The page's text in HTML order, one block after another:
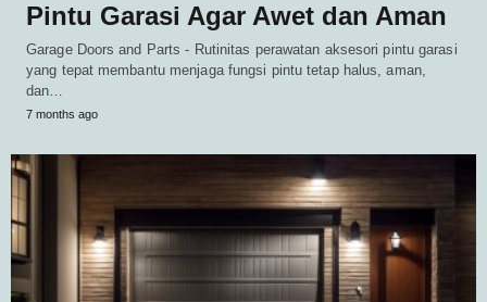
Pintu Garasi Agar Awet dan Aman
Garage Doors and Parts - Rutinitas perawatan aksesori pintu garasi
yang tepat membantu menjaga fungsi pintu tetap halus, aman,
dan…
7 months ago